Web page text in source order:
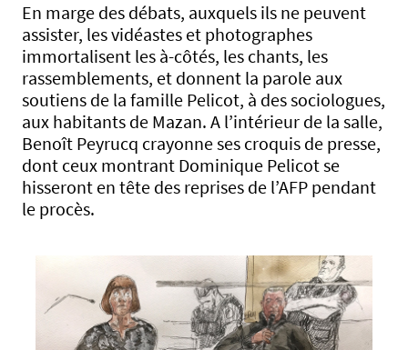
En marge des débats, auxquels ils ne peuvent
assister, les vidéastes et photographes
immortalisent les à-côtés, les chants, les
rassemblements, et donnent la parole aux
soutiens de la famille Pelicot, à des sociologues,
aux habitants de Mazan. A l’intérieur de la salle,
Benoît Peyrucq crayonne ses croquis de presse,
dont ceux montrant Dominique Pelicot se
hisseront en tête des reprises de l’AFP pendant
le procès.